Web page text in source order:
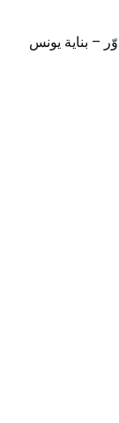
– بناية يونس